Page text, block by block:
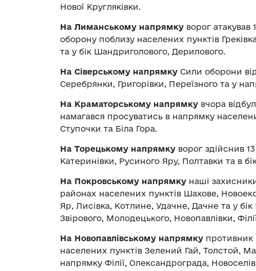
Нової Кругляківки.
На Лиманському напрямку ворог
оборону поблизу населених пунктів
та у бік Шандриголового, Дерилового.
На Сіверському напрямку Сили оборони
Серебрянки, Григорівки, Переїзного та у
На Краматорському напрямку вчора
намагався просуватись в напрямку
Ступочки та Біла Гора.
На Торецькому напрямку ворог здійснив
Катеринівки, Русиного Яру, Полтавки та в
На Покровському напрямку наші
районах населених пунктів Шахове,
Яр, Лисівка, Котлине, Удачне, Дачне та у
Звірового, Молодецького, Новопавлівки,
На Новопавлівському напрямку противник
населених пунктів Зелений Гай, Толстой,
напрямку Філії, Олександрограда,